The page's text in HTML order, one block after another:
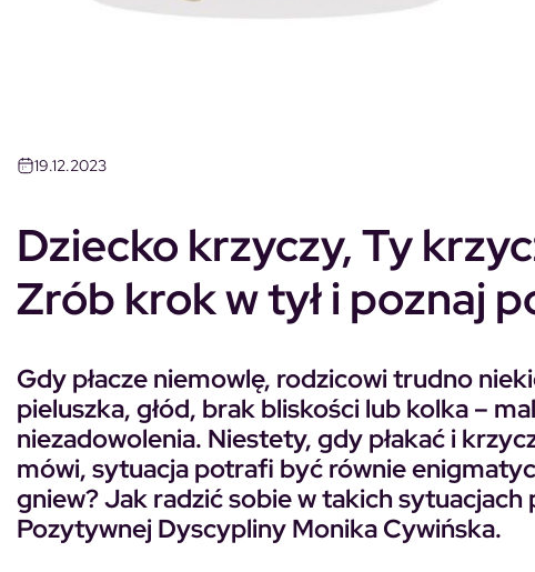
19.12.2023
Dziecko krzyczy, Ty
Zrób krok w tył i poznaj
Gdy płacze niemowlę, rodzicowi trudno
pieluszka, głód, brak bliskości lub kolka –
niezadowolenia. Niestety, gdy płakać i
mówi, sytuacja potrafi być równie
gniew?Jak radzić sobie w takich
Pozytywnej Dyscypliny Monika Cywińska.